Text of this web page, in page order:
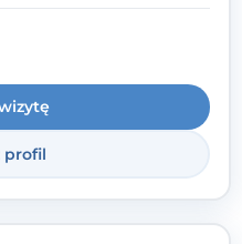
na Twoich mocnych
profil